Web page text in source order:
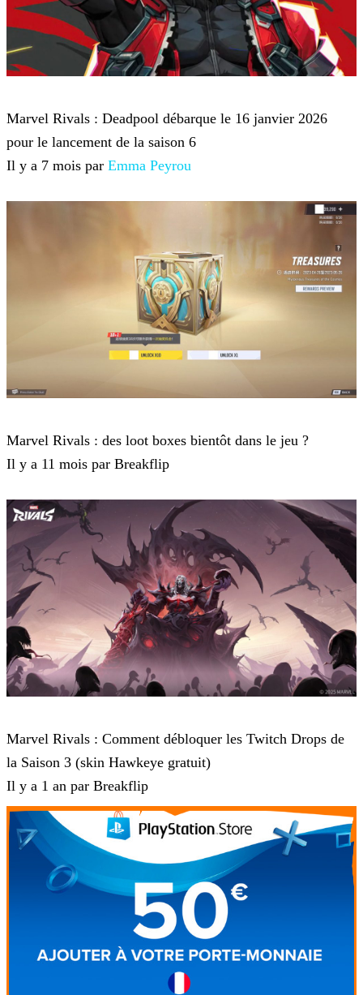
Marvel Rivals : Deadpool débarque le 16 janvier 2026
pour le lancement de la saison 6
Il y a 7 mois par Emma Peyrou
Marvel Rivals : des loot boxes bientôt dans le jeu ?
Il y a 11 mois par Breakflip
Marvel Rivals : Comment débloquer les Twitch Drops de
la Saison 3 (skin Hawkeye gratuit)
Il y a 1 an par Breakflip